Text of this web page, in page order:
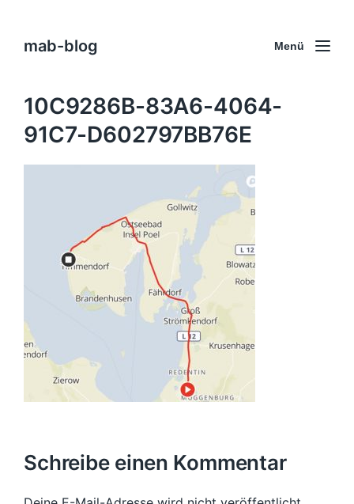
mab-blog Menü
10C9286B-83A6-4064-
91C7-D602797BB76E
Schreibe einen Kommentar